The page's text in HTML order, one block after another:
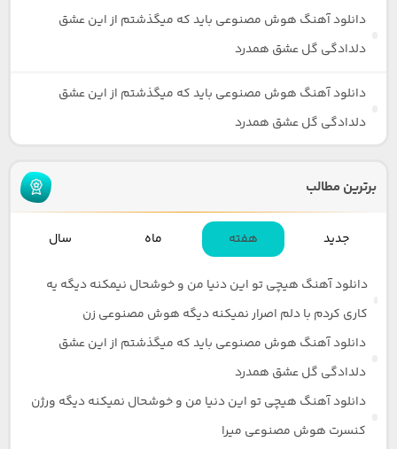
دانلود آهنگ هوش مصنوعی باید که میگذشتم از این عشق
دلدادگی گل عشق همدرد
دانلود آهنگ هوش مصنوعی باید که میگذشتم از این عشق
دلدادگی گل عشق همدرد
برترین مطالب
جدید هفته ماه سال
دانلود آهنگ هیچی تو این دنیا من و خوشحال نیمکنه دیگه یه
کاری کردم با دلم اصرار نمیکنه دیگه هوش مصنوعی زن
دانلود آهنگ هوش مصنوعی باید که میگذشتم از این عشق
دلدادگی گل عشق همدرد
دانلود آهنگ هیچی تو این دنیا من و خوشحال نمیکنه دیگه ورژن
کنسرت هوش مصنوعی میرا